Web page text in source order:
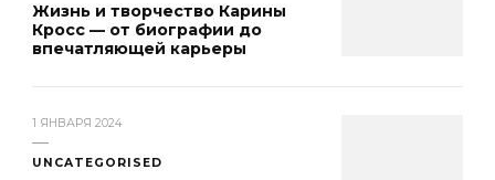
Жизнь и творчество Карины
Кросс — от биографии до
впечатляющей карьеры
1 ЯНВАРЯ 2024
UNCATEGORISED